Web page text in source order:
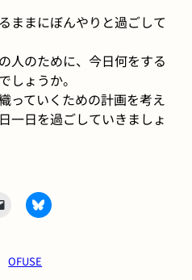
ままにぼんやりと過ごして
人のために、今日何をする
しょうか。
っていくための計画を考え
一日を過ごしていきましょ
OFUSE